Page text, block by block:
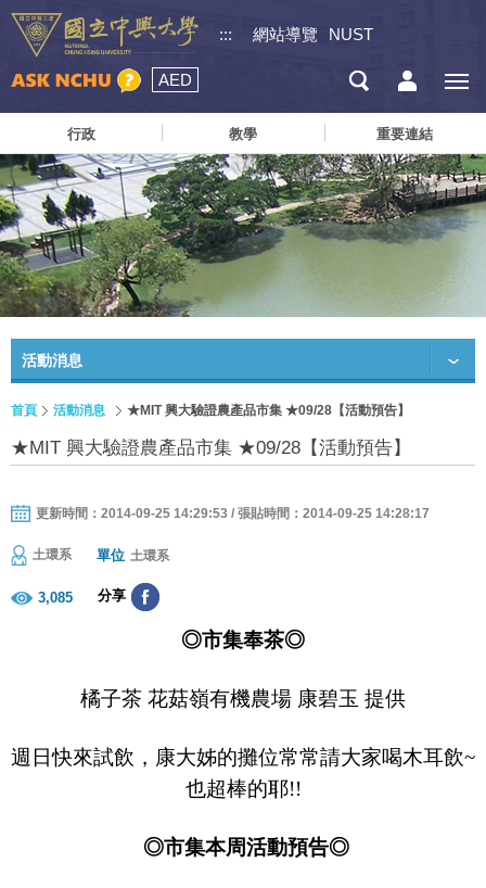
::: 網站導覽 NUST
AED
行政 教學 重要連結
活動消息
首頁 活動消息 ★MIT 興大驗證農產品市集 ★09/28【活動預告】
★MIT 興大驗證農產品市集 ★09/28【活動預告】
更新時間：2014-09-25 14:29:53 / 張貼時間：2014-09-25 14:28:17
土環系 單位 土環系
3,085 分享
◎市集奉茶◎
橘子茶 花菇嶺有機農場 康碧玉 提供
週日快來試飲，康大姊的攤位常常請大家喝木耳飲~
也超棒的耶!!
◎市集本周活動預告◎